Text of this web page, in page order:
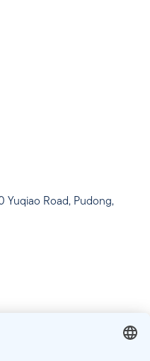
Yuqiao Road, Pudong,
Ltd.